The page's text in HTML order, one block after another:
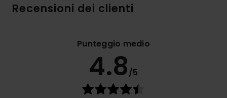
Recensioni dei clienti
Punteggio medio
4.8/5